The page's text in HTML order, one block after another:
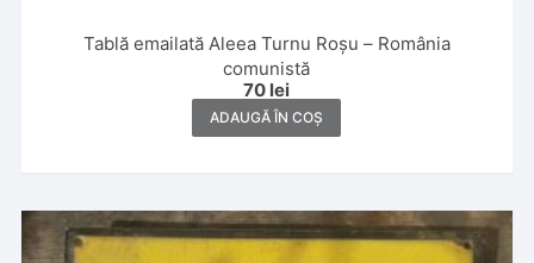
Tablă emailată Aleea Turnu Roșu – România
comunistă
70 lei
ADAUGĂ ÎN COȘ